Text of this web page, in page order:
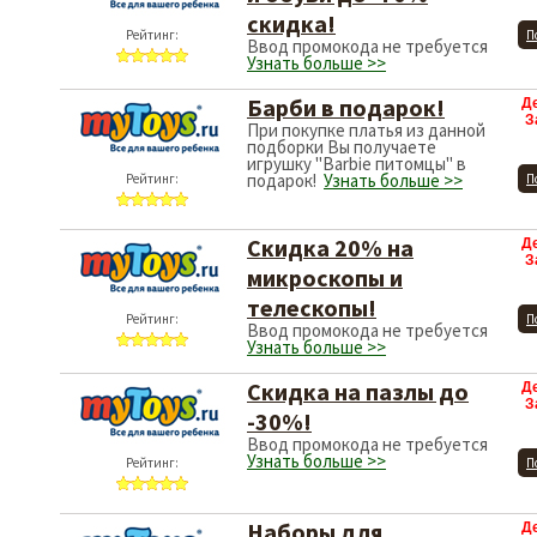
Рейтинг:
скидка!
Ввод промокода не требуется
Узнать больше >>
Рейтинг:
Барби в подарок!
При покупке платья из данной
подборки Вы получаете
игрушку "Barbie питомцы" в
подарок! Узнать больше >>
Рейтинг:
Скидка 20% на
микроскопы и
телескопы!
Ввод промокода не требуется
Узнать больше >>
Рейтинг:
Скидка на пазлы до
-30%!
Ввод промокода не требуется
Узнать больше >>